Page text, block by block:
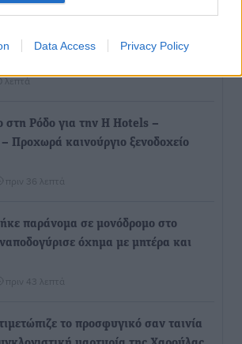
Data Access Privacy Policy
για πακέτα διακοπών – Στο
λεπτά
στη Ρόδο για την H Hotels –
Προχωρά καινούργιο ξενοδοχείο
πριν 36 λεπτά
παράνομα σε μονόδρομο στο
όχημα με μητέρα και
πριν 43 λεπτά
το προσφυγικό σαν ταινία